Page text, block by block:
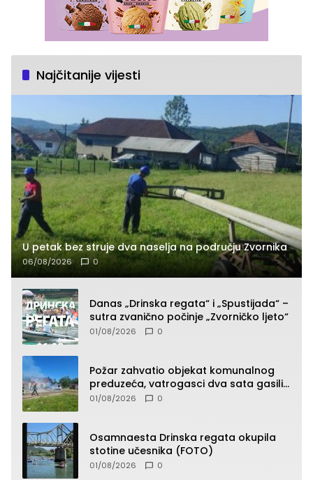
Najčitanije vijesti
U petak bez struje dva naselja na području Zvornika
06/08/2026 0
Danas „Drinska regata“ i „Spustijada“ –
sutra zvanično počinje „Zvorničko ljeto“
01/08/2026 0
Požar zahvatio objekat komunalnog
preduzeća, vatrogasci dva sata gasili
vatru (FOTO)
01/08/2026 0
Osamnaesta Drinska regata okupila
stotine učesnika (FOTO)
01/08/2026 0